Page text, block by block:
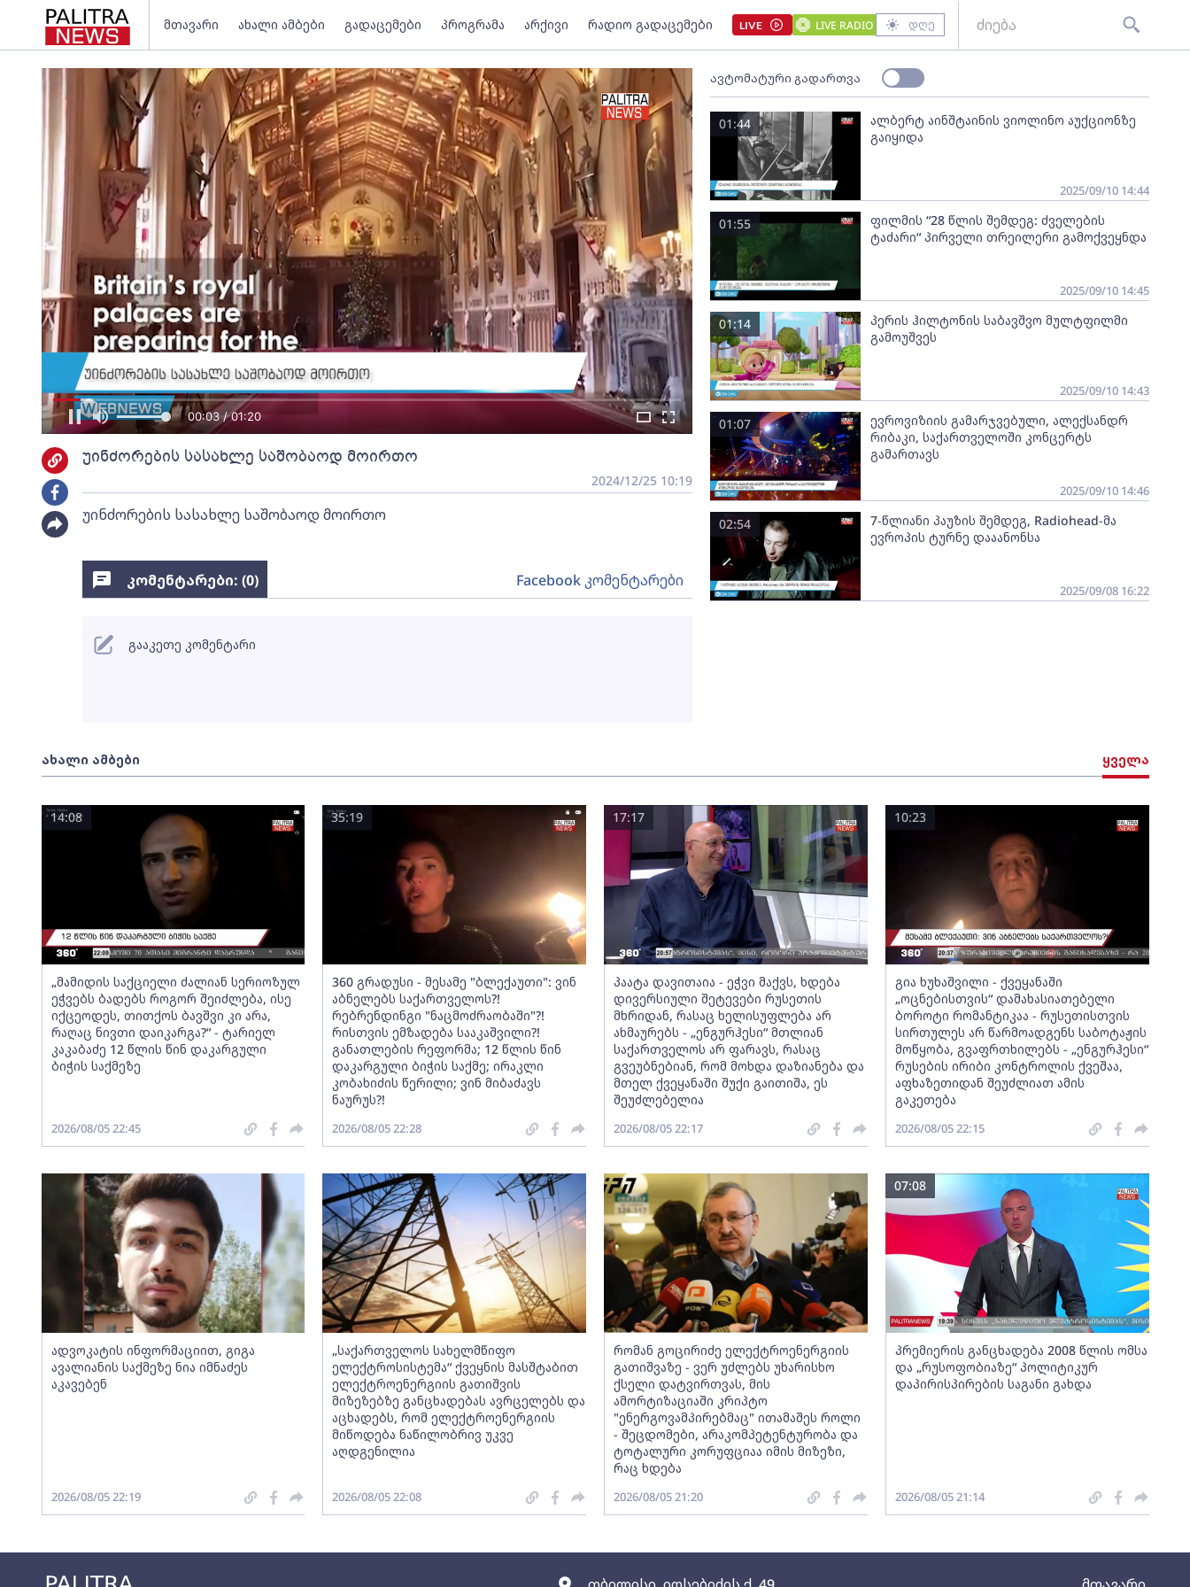
მთავარი ახალი ამბები გადაცემები პროგრამა არქივი რადიო გადაცემები LIVE LIVE RADIO დღე
00:04 / 01:20
უინძორების სასახლე საშობაოდ მოირთო
2024/12/25 10:19
უინძორების სასახლე საშობაოდ მოირთო
ავტომატური გადართვა
ალბერტ აინშტაინის ვიოლინო აუქციონზე
გაიყიდა
01:44
2025/09/10 14:44
ფილმის “28 წლის შემდეგ: ძველების
ტაძარი“ პირველი თრეილერი გამოქვეყნდა
01:55
2025/09/10 14:45
პერის ჰილტონის საბავშვო მულტფილმი
გამოუშვეს
01:14
2025/09/10 14:43
ევროვიზიის გამარჯვებული, ალექსანდრ
რიბაკი, საქართველოში კონცერტს
გამართავს
01:07
2025/09/10 14:46
7-წლიანი პაუზის შემდეგ, Radiohead-მა
ევროპის ტურნე დააანონსა
02:54
2025/09/08 16:22
ახალი ამბები ყველა
„მამიდის საქციელი ძალიან სერიოზულ
ეჭვებს ბადებს როგორ შეიძლება, ისე
იქცეოდეს, თითქოს ბავშვი კი არა,
რაღაც ნივთი დაიკარგა?“ - ტარიელ
კაკაბაძე 12 წლის წინ დაკარგული
ბიჭის საქმეზე
14:08
2026/08/05 22:45
360 გრადუსი - მესამე "ბლექაუთი": ვინ
აბნელებს საქართველოს?!
რებრენდინგი "ნაცმოძრაობაში"?!
რისთვის ემზადება სააკაშვილი?!
განათლების რეფორმა; 12 წლის წინ
დაკარგული ბიჭის საქმე; ირაკლი
კობახიძის წერილი; ვინ მიბაძავს
ნაურუს?!
35:19
2026/08/05 22:28
პაატა დავითაია - ეჭვი მაქვს, ხდება
დივერსიული შეტევები რუსეთის
მხრიდან, რასაც ხელისუფლება არ
ახმაურებს - „ენგურჰესი“ მთლიან
საქართველოს არ ფარავს, რასაც
გვეუბნებიან, რომ მოხდა დაზიანება და
მთელ ქვეყანაში შუქი გაითიშა, ეს
შეუძლებელია
17:17
2026/08/05 22:17
გია ხუხაშვილი - ქვეყანაში
„ოცნებისთვის“ დამახასიათებელი
ბოროტი რომანტიკაა - რუსეთისთვის
სირთულეს არ წარმოადგენს საბოტაჟის
მოწყობა, გვაფრთხილებს - „ენგურჰესი“
რუსების ირიბი კონტროლის ქვეშაა,
აფხაზეთიდან შეუძლიათ ამის
გაკეთება
10:23
2026/08/05 22:15
ადვოკატის ინფორმაციით, გიგა
ავალიანის საქმეზე ნია იმნაძეს
აკავებენ
2026/08/05 22:19
„საქართველოს სახელმწიფო
ელექტროსისტემა“ ქვეყნის მასშტაბით
ელექტროენერგიის გათიშვის
მიზეზებზე განცხადებას ავრცელებს და
აცხადებს, რომ ელექტროენერგიის
მიწოდება ნაწილობრივ უკვე
აღდგენილია
2026/08/05 22:08
რომან გოცირიძე ელექტროენერგიის
გათიშვაზე - ვერ უძლებს უხარისხო
ქსელი დატვირთვას, მის
ამორტიზაციაში კრიპტო
"ენერგოვამპირებმაც" ითამაშეს როლი
- შეცდომები, არაკომპეტენტურობა და
ტოტალური კორუფციაა იმის მიზეზი,
რაც ხდება
2026/08/05 21:20
პრემიერის განცხადება 2008 წლის ომსა
და „რუსოფობიაზე“ პოლიტიკურ
დაპირისპირების საგანი გახდა
07:08
2026/08/05 21:14
კომენტარები: (0) Facebook კომენტარები
გააკეთე კომენტარი